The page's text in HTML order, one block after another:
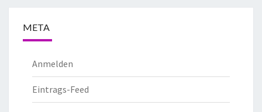
META
Anmelden
Eintrags-Feed